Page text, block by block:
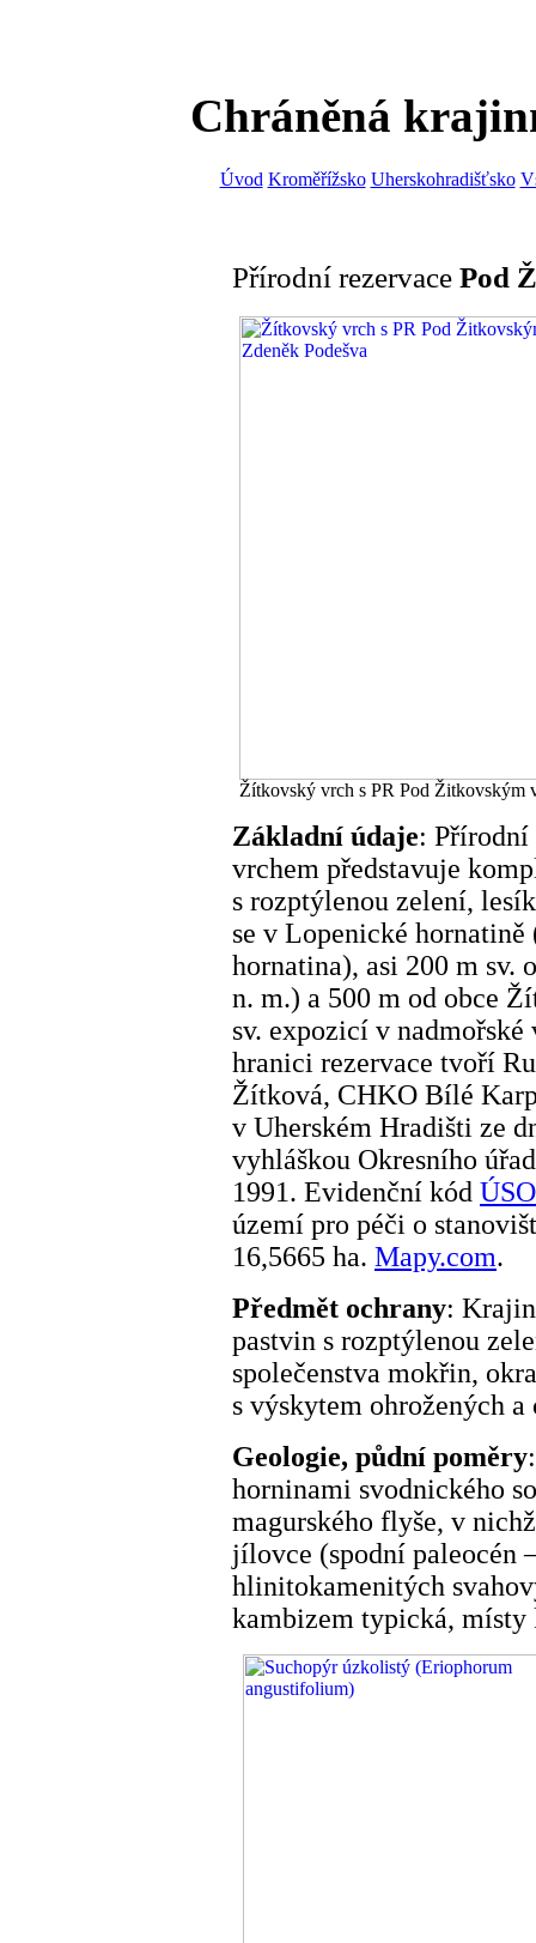
Chráněná
Úvod Kroměřížsko Uherskohradišťsko
Přírodní rezervace Pod
Žítkovský vrch s PR Pod Žitkovským
Základní údaje: Přírodní
vrchem představuje
s rozptýlenou zelení,
se v Lopenické hornatině
hornatina), asi 200 m sv.
n. m.) a 500 m od obce
sv. expozicí v nadmořské
hranici rezervace tvoří
Žítková, CHKO Bílé
v Uherském Hradišti ze
vyhláškou Okresního
1991. Evidenční kód
území pro péči o
16,5665 ha. Mapy.com.
Předmět ochrany:
pastvin s rozptýlenou
společenstva mokřin,
s výskytem ohrožených
Geologie, půdní poměry
horninami svodnického
magurského flyše, v
jílovce (spodní paleocén
hlinitokamenitých
kambizem typická, místy